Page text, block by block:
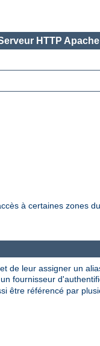
HTTP
à certaines zones
de leur assigner un
fournisseur
être référencé par